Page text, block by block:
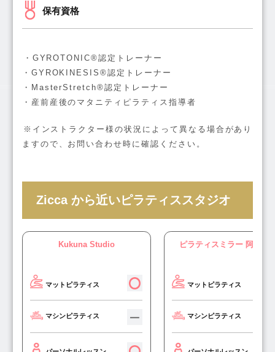
保有資格
・GYROTONIC®認定トレーナー
・GYROKINESIS®認定トレーナー
・MasterStretch®認定トレーナー
・産前産後のマタニティピラティス指導者
※インストラクター様の状況によって異なる場合があり
ますので、お問い合わせ時に確認ください。
Zicca から近いピラティススタジオ
Kukuna Studio
マットピラティス
マシンピラティス
ピラティスミラー 阿佐ヶ
マットピラティス
マシンピラティス